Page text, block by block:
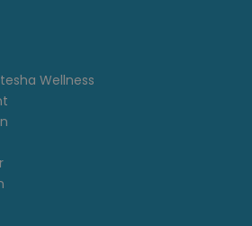
Wellness